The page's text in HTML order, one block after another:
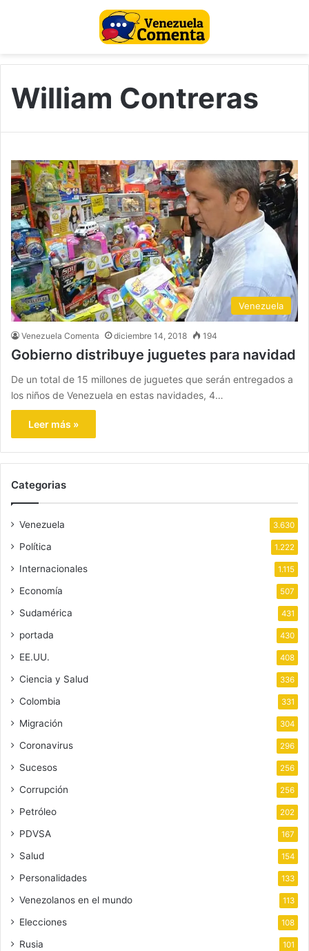
William Contreras
Venezuela
Venezuela Comenta diciembre 14, 2018 194
Gobierno distribuye juguetes para navidad
De un total de 15 millones de juguetes que serán entregados a
los niños de Venezuela en estas navidades, 4…
Leer más »
Categorias
Venezuela 3.630
Política 1.222
Internacionales 1.115
Economía 507
Sudamérica 431
portada 430
EE.UU. 408
Ciencia y Salud 336
Colombia 331
Migración 304
Coronavirus 296
Sucesos 256
Corrupción 256
Petróleo 202
PDVSA 167
Salud 154
Personalidades 133
Venezolanos en el mundo 113
Elecciones 108
Rusia 101